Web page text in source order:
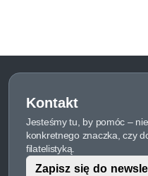
Kontakt
Jesteśmy tu, by pomóc –
konkretnego znaczka, czy
filatelistyką.
Zapisz się do